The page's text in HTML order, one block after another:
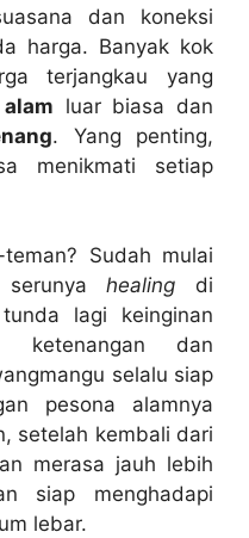
dan koneksi
harga. Banyak kok
terjangkau yang
luar biasa dan
. Yang penting,
menikmati setiap
Sudah mulai
serunyahealing di
lagi keinginan
ketenangan dan
selalu siap
pesona alamnya
setelah kembali dari
merasa jauh lebih
siap menghadapi
lebar.